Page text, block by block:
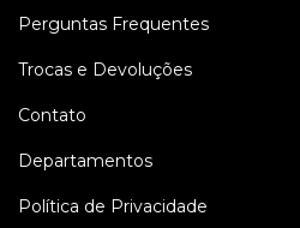
Perguntas Frequentes
Trocas e Devoluções
Contato
Departamentos
Política de Privacidade